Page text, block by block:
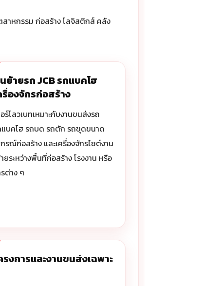
สาหกรรม ก่อสร้าง โลจิสติกส์ คลัง
ย้ายรถ JCB รถแบคโฮ
รื่องจักรก่อสร้าง
ร์โลวเบทเหมาะกับงานขนส่งรถ
แบคโฮ รถบด รถตัก รถขุดขนาด
รณ์ก่อสร้าง และเครื่องจักรไซต์งาน
ยระหว่างพื้นที่ก่อสร้าง โรงงาน หรือ
ต่าง ๆ
รงการและงานขนส่งเฉพาะ